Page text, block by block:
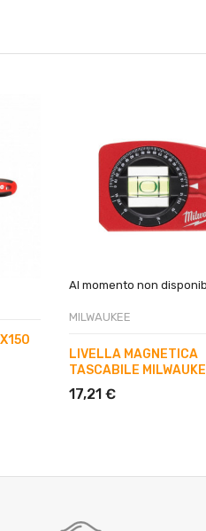
Al momento non
MILWAUKEE
LIVELLA MAGNETICA
TASCABILE
17,21 €